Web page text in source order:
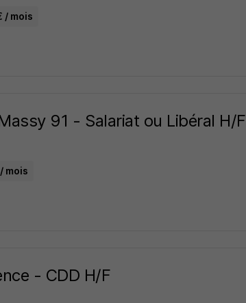
/ mois
91 - Salariat ou Libéral H/F
mois
- CDD H/F